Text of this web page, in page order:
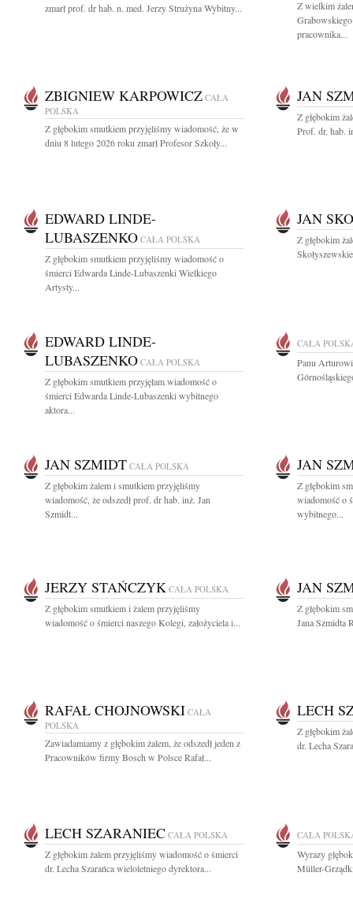
zmarł prof. dr hab. n. med. Jerzy Strużyna Wybitny...
Z wielkim
pracownika...
ZBIGNIEW KARPOWICZ CAŁA
POLSKA
Z głębokim smutkiem przyjęliśmy wiadomość, że w
dniu 8 lutego 2026 roku zmarł Profesor Szkoły...
JAN
Z głębokim
Prof. dr. hab.
EDWARD LINDE-
LUBASZENKO CAŁA POLSKA
Z głębokim smutkiem przyjęliśmy wiadomość o
śmierci Edwarda Linde-Lubaszenki Wielkiego
Artysty...
JAN
Z głębokim
EDWARD LINDE-
LUBASZENKO CAŁA POLSKA
Z głębokim smutkiem przyjęłam wiadomość o
śmierci Edwarda Linde-Lubaszenki wybitnego
aktora...
CAŁA
Panu
JAN SZMIDT CAŁA POLSKA
Z głębokim żalem i smutkiem przyjęliśmy
wiadomość, że odszedł prof. dr hab. inż. Jan
Szmidt...
JAN
Z głębokim
wiadomość o
wybitnego...
JERZY STAŃCZYK CAŁA POLSKA
Z głębokim smutkiem i żalem przyjęliśmy
wiadomość o śmierci naszego Kolegi, założyciela i...
JAN
Z głębokim
Jana Szmidta
RAFAŁ CHOJNOWSKI CAŁA
POLSKA
Zawiadamiamy z głębokim żalem, że odszedł jeden z
Pracowników firmy Bosch w Polsce Rafał...
LECH
Z głębokim
dr. Lecha
LECH SZARANIEC CAŁA POLSKA
Z głębokim żalem przyjęliśmy wiadomość o śmierci
dr. Lecha Szarańca wieloletniego dyrektora...
CAŁA
Wyrazy
Müller-